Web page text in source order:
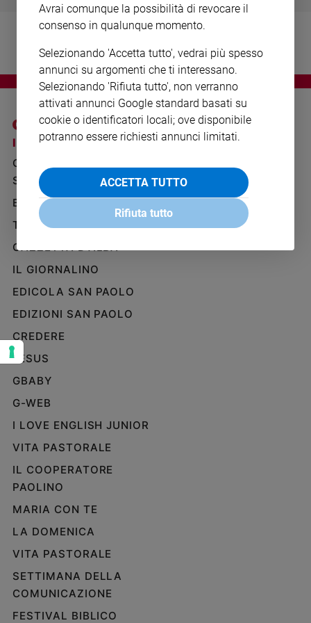
Ambiente
Volontariato
Diritti
Aziende
valore
Caso
settimana
Migranti
Diversità
e
Costume
e
2026
Cinema,
Tv
streaming
Libri
Musica
Famiglia
educazione
Genitori
e
Scuola
I SITI SAN PAOLO
GRUPPO EDITORIALE
SAN PAOLO
BENESSERE
TELENOVA
GAZZETTA D'ALBA
IL GIORNALINO
EDICOLA SAN PAOLO
EDIZIONI SAN PAOLO
CREDERE
JESUS
GBABY
G-WEB
I LOVE ENGLISH JUNIOR
VITA PASTORALE
IL COOPERATORE
PAOLINO
MARIA CON TE
LA DOMENICA
VITA PASTORALE
SETTIMANA DELLA
COMUNICAZIONE
FESTIVAL BIBLICO
NOTE LEGALI
INFORMATIVA
WHISTLEBLOWING
SOCIAL
Avrai comunque la possibilità di revocare il
consenso in qualunque momento.
Selezionando 'Accetta tutto', vedrai più spesso
annunci su argomenti che ti interessano.
Selezionando 'Rifiuta tutto', non verranno
attivati annunci Google standard basati su
cookie o identificatori locali; ove disponibile
potranno essere richiesti annunci limitati.
ACCETTA TUTTO
Rifiuta tutto